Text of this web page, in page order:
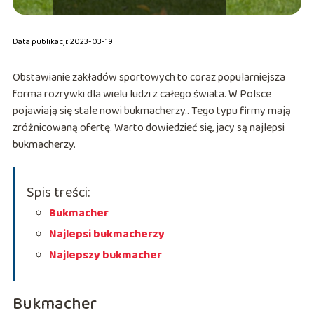
Data publikacji: 2023-03-19
Obstawianie zakładów sportowych to coraz popularniejsza
forma rozrywki dla wielu ludzi z całego świata. W Polsce
pojawiają się stale nowi bukmacherzy.. Tego typu firmy mają
zróżnicowaną ofertę. Warto dowiedzieć się, jacy są najlepsi
bukmacherzy.
Spis treści:
Bukmacher
Najlepsi bukmacherzy
Najlepszy bukmacher
Bukmacher